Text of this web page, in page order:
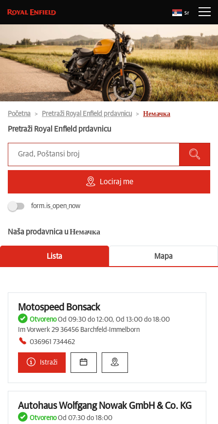
Sr
Početna Pretraži Royal Enfield prdavnicu Немачка
Pretraži Royal Enfield prdavnicu
Lociraj me
form.is_open_now
Naša prodavnica u Немачка
Lista Mapa
Motospeed Bonsack
OtvorenoOd 09:30 do 12:00, Od 13:00 do 18:00
Im Vorwerk 29 36456 Barchfeld-Immelborn
036961 734462
Istraži
Autohaus Wolfgang Nowak GmbH & Co. KG
OtvorenoOd 07:30 do 18:00